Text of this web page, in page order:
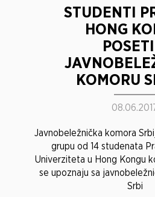
STUDENTI
HONG
KOMORU
Javnobeležnička komora
grupu od 14 studenata
Univerziteta u Hong Kongu
se upoznaju sa
Srbi